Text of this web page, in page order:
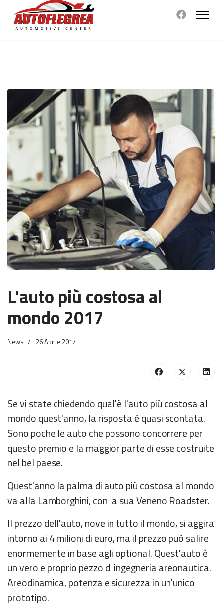
L'auto più costosa al
mondo 2017
News 26 Aprile 2017
Se vi state chiedendo qual'è l'auto più costosa al
mondo quest'anno, la risposta è quasi scontata.
Sono poche le auto che possono concorrere per
questo premio e la maggior parte di esse costruite
nel bel paese.
Quest'anno la palma di auto più costosa al mondo
va alla Lamborghini, con la sua Veneno Roadster.
Il prezzo dell'auto, nove in tutto il mondo, si aggira
intorno ai 4 milioni di euro, ma il prezzo può salire
enormemente in base agli optional. Quest'auto è
un vero e proprio pezzo di ingegneria areonautica.
Areodinamica, potenza e sicurezza in un'unico
prototipo.